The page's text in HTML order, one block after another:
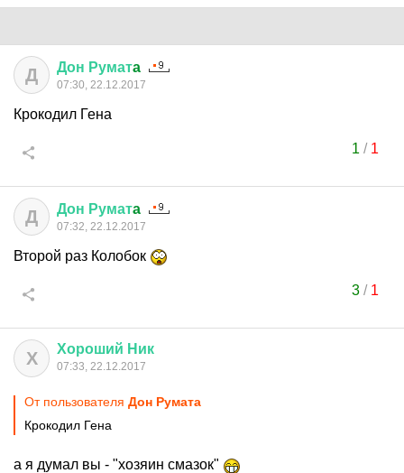
Д Дон Руматa
07:30, 22.12.2017
Крокодил Гена
1 / 1
Д Дон Руматa
07:32, 22.12.2017
Второй раз Колобок
3/ 1
Х Хороший Ник
07:33, 22.12.2017
От пользователя Дон Руматa
Крокодил Гена
а я думал вы - "хозяин смазок"